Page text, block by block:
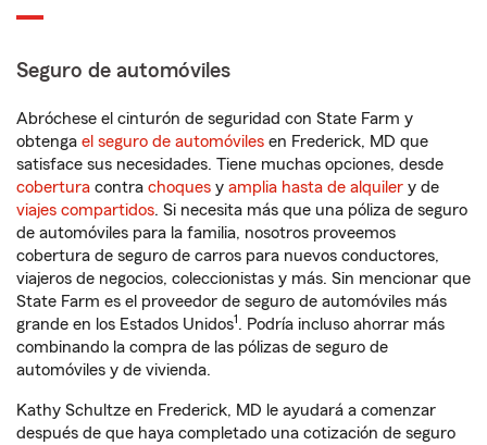
Seguro de automóviles
Abróchese el cinturón de seguridad con State Farm y
obtenga el seguro de automóviles en Frederick, MD que
satisface sus necesidades. Tiene muchas opciones, desde
cobertura contra choques y amplia hasta de alquiler y de
viajes compartidos. Si necesita más que una póliza de seguro
de automóviles para la familia, nosotros proveemos
cobertura de seguro de carros para nuevos conductores,
viajeros de negocios, coleccionistas y más. Sin mencionar que
State Farm es el proveedor de seguro de automóviles más
grande en los Estados Unidos1. Podría incluso ahorrar más
combinando la compra de las pólizas de seguro de
automóviles y de vivienda.
Kathy Schultze en Frederick, MD le ayudará a comenzar
después de que haya completado una cotización de seguro